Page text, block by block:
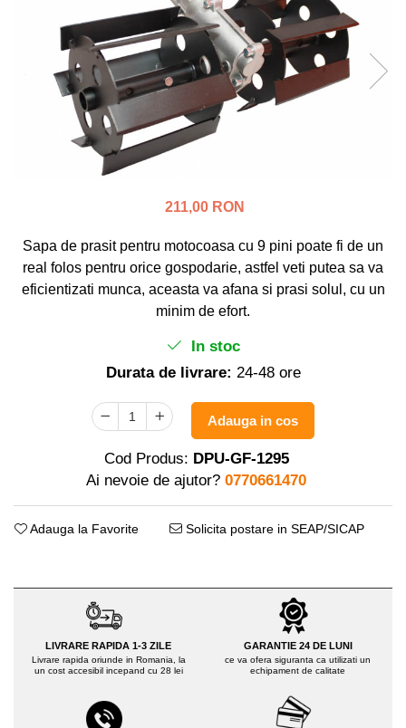
Masini de tuns animale
Alte produse si accesorii
Organizare si depozitare
Piese de schimb
Scari, transport si ridicat
Motoare electrice
Motoare benzina
Pompe de stropit electrice
Pompe de stropit manuale
Accesorii pompe de stropit
Distribuitoare sare sau seminte
Aparat spalat cu presiune
Batoze porumb
Bricolaj
Curatare pavaj
Echipamente pentru atelier
Grill-uri si gratare
Lopeti pentru zapada
Polizoare unghiulare (flex-uri)
Ciocane Rotopercutoare
Pistoale de vopsit
Fierastraie electrice
Motoburghie
Acumulatori
Detector metale
Fierastraie circulare
Incarcatoare pentru acumulatori
Multifunctionale
Pistoale cu aer cald
Pistoale de lipit
Role si prelungitoare
Echipamente electrice
Aparate de aer conditionat
Bormasini cu coloana
Masini de frezat
Capsatoare electrice
Scripeti si macarale
Telemetre Digitale
211,00 RON
Sapa de prasit pentru motocoasa cu 9 pini poate fi de un
real folos pentru orice gospodarie, astfel veti putea sa va
eficientizati munca, aceasta va afana si prasi solul, cu un
minim de efort.
In stoc
Durata de livrare: 24-48 ore
Adauga in cos
Cod Produs: DPU-GF-1295
Ai nevoie de ajutor? 0770661470
Adauga la Favorite Solicita postare in SEAP/SICAP
LIVRARE RAPIDA 1-3 ZILE
Livrare rapida oriunde in Romania, la
un cost accesibil incepand cu 28 lei
GARANTIE 24 DE LUNI
ce va ofera siguranta ca utilizati un
echipament de calitate